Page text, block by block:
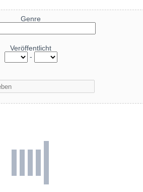
Genre
Veröffentlicht
-